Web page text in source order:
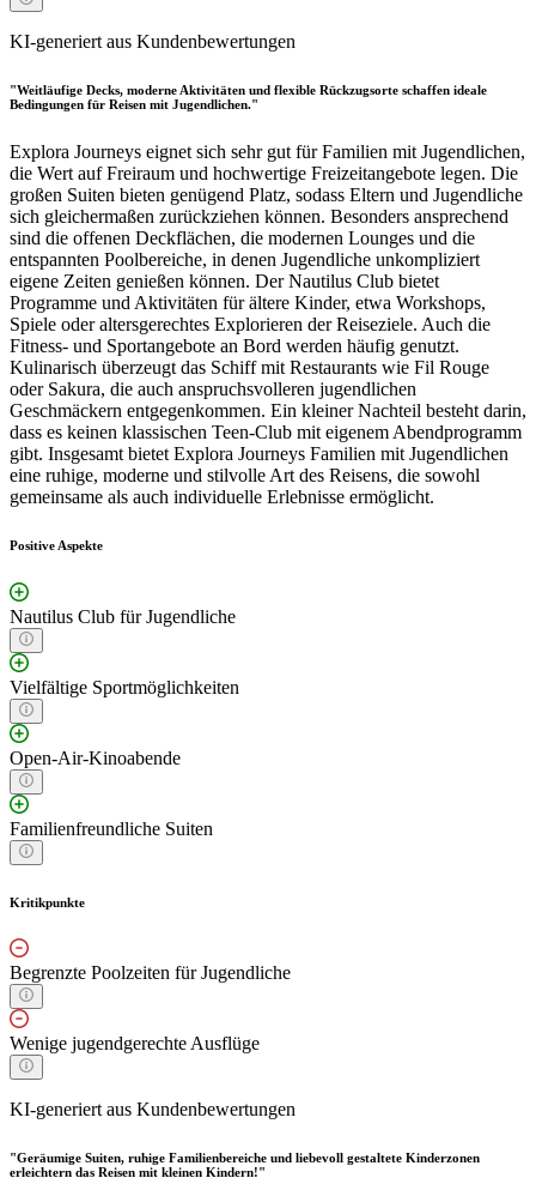
KI-generiert aus Kundenbewertungen
"Weitläufige Decks, moderne Aktivitäten und flexible Rückzugsorte schaffen ideale
Bedingungen für Reisen mit Jugendlichen."
Explora Journeys eignet sich sehr gut für Familien mit Jugendlichen,
die Wert auf Freiraum und hochwertige Freizeitangebote legen. Die
großen Suiten bieten genügend Platz, sodass Eltern und Jugendliche
sich gleichermaßen zurückziehen können. Besonders ansprechend
sind die offenen Deckflächen, die modernen Lounges und die
entspannten Poolbereiche, in denen Jugendliche unkompliziert
eigene Zeiten genießen können. Der Nautilus Club bietet
Programme und Aktivitäten für ältere Kinder, etwa Workshops,
Spiele oder altersgerechtes Explorieren der Reiseziele. Auch die
Fitness- und Sportangebote an Bord werden häufig genutzt.
Kulinarisch überzeugt das Schiff mit Restaurants wie Fil Rouge
oder Sakura, die auch anspruchsvolleren jugendlichen
Geschmäckern entgegenkommen. Ein kleiner Nachteil besteht darin,
dass es keinen klassischen Teen-Club mit eigenem Abendprogramm
gibt. Insgesamt bietet Explora Journeys Familien mit Jugendlichen
eine ruhige, moderne und stilvolle Art des Reisens, die sowohl
gemeinsame als auch individuelle Erlebnisse ermöglicht.
Positive Aspekte
Nautilus Club für Jugendliche
Vielfältige Sportmöglichkeiten
Open-Air-Kinoabende
Familienfreundliche Suiten
Kritikpunkte
Begrenzte Poolzeiten für Jugendliche
Wenige jugendgerechte Ausflüge
KI-generiert aus Kundenbewertungen
"Geräumige Suiten, ruhige Familienbereiche und liebevoll gestaltete Kinderzonen
erleichtern das Reisen mit kleinen Kindern!"